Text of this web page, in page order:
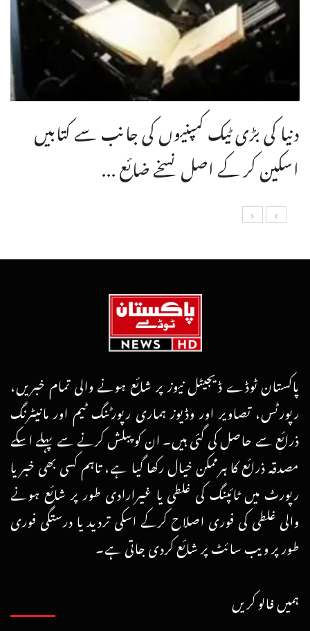
دنیا کی بڑی ٹیک کمپنیوں کی جانب سے کتابیں
اسکین کر کے اصل نسخے ضائع ...
پاکستان ٹوڈے ڈیجیٹل نیوز پر شائع ہونے والی تمام خبریں،
رپورٹس، تصاویر اور وڈیوز ہماری رپورٹنگ ٹیم اور مانیٹرنگ
ذرائع سے حاصل کی گئی ہیں۔ ان کو پبلش کرنے سے پہلے اسکے
مصدقہ ذرائع کا ہرممکن خیال رکھا گیا ہے، تاہم کسی بھی خبر یا
رپورٹ میں ٹائپنگ کی غلطی یا غیرارادی طور پر شائع ہونے
والی غلطی کی فوری اصلاح کرکے اسکی تردید یا درستگی فوری
طور پر ویب سائٹ پر شائع کردی جاتی ہے۔
ہمیں فالو کریں